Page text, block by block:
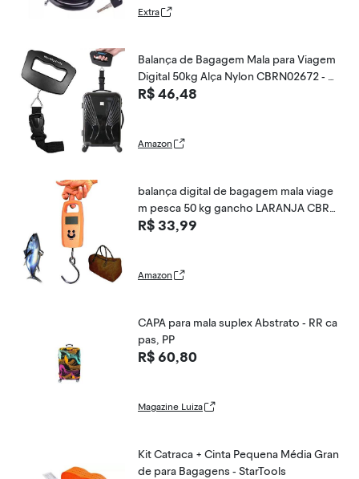
Extra
Balança de Bagagem Mala para Viagem
Digital 50kg Alça Nylon CBRN02672 - C
ommerce Brasil
R$ 46,48
Amazon
balança digital de bagagem mala viage
m pesca 50 kg gancho LARANJA CBRN
02634
R$ 33,99
Amazon
CAPA para mala suplex Abstrato - RR ca
pas, PP
R$ 60,80
Magazine Luiza
Kit Catraca + Cinta Pequena Média Gran
de para Bagagens - StarTools